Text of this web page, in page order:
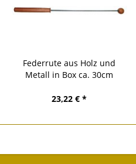
Federrute aus Holz und
Metall in Box ca. 30cm
23,22 € *